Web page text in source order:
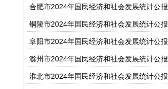
合肥市2024年国民经济和社会发展统计公报
铜陵市2024年国民经济和社会发展统计公报
阜阳市2024年国民经济和社会发展统计公报
滁州市2024年国民经济和社会发展统计公报
淮北市2024年国民经济和社会发展统计公报